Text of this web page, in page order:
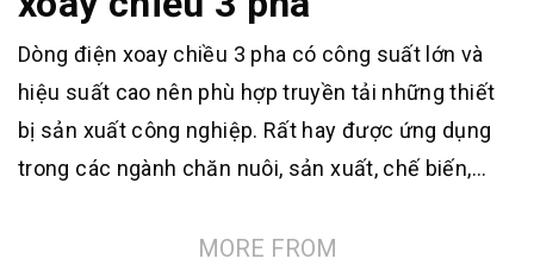
Dòng điện xoay chiều 3 pha có công suất lớn và
hiệu suất cao nên phù hợp truyền tải những thiết
bị sản xuất công nghiệp. Rất hay được ứng dụng
trong các ngành chăn nuôi, sản xuất, chế biến,…
MORE FROM